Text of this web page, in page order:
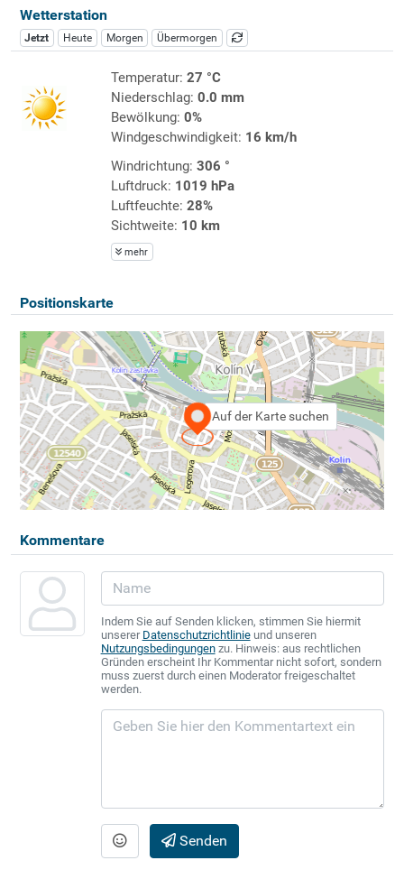
Wetterstation
Jetzt Heute Morgen Übermorgen
Temperatur: 27 °C
Niederschlag: 0.0 mm
Bewölkung: 0%
Windgeschwindigkeit: 16 km/h
Windrichtung: 306 °
Luftdruck: 1019 hPa
Luftfeuchte: 28%
Sichtweite: 10 km
mehr
Positionskarte
Auf der Karte suchen
Kommentare
Indem Sie auf Senden klicken, stimmen Sie hiermit
unserer Datenschutzrichtlinieund unseren
Nutzungsbedingungenzu. Hinweis: aus rechtlichen
Gründen erscheint Ihr Kommentar nicht sofort, sondern
muss zuerst durch einen Moderator freigeschaltet
werden.
Senden